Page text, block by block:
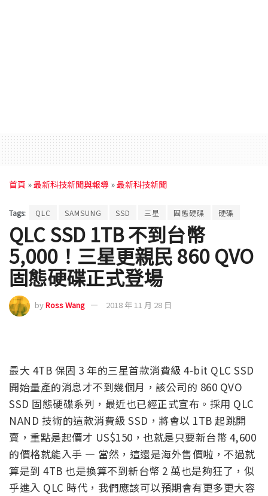
首頁 »最新科技新聞與報導 »最新科技新聞
Tags: QLC SAMSUNG SSD 三星 固態硬碟 硬碟
QLC SSD 1TB 不到台幣
5,000！三星更親民 860 QVO
固態硬碟正式登場
byRoss Wang 2018 年 11 月 28 日
最大 4TB 保固 3 年的三星首款消費級 4-bit QLC SSD
開始量產的消息才不到幾個月，該公司的 860 QVO
SSD 固態硬碟系列，最近也已經正式宣布。採用 QLC
NAND 技術的這款消費級 SSD，將會以 1TB 起跳開
賣，重點是起價才 US$150，也就是只要新台幣 4,600
的價格就能入手 — 當然，這還是海外售價啦，不過就
算是到 4TB 也是換算不到新台幣 2 萬也是夠狂了，似
乎進入 QLC 時代，我們應該可以預期會有更多更大容